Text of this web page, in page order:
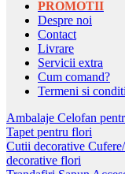
PROMOTII
Despre noi
Contact
Livrare
Servicii extra
Cum comand?
Termeni si
Ambalaje Celofan
Tapet pentru flori
Cutii decorative
decorative flori